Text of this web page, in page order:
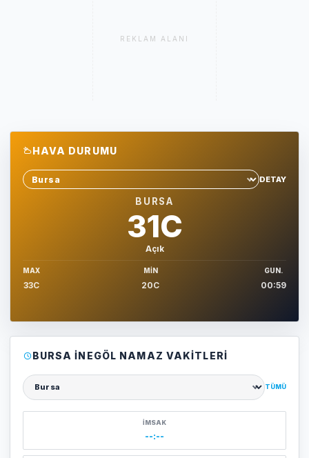
REKLAM ALANI
HAVA DURUMU
Sehir sec
DETAY
BURSA
31C
Açık
MAX
33C
MIN
20C
GUN.
00:59
BURSA İNEGÖL NAMAZ VAKITLERI
Şehir seçin
TÜMÜ
İMSAK
--:--